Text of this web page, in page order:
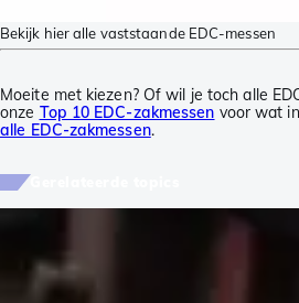
Bekijk hier alle vaststaande EDC-messen
Moeite met kiezen? Of wil je toch alle
onze Top 10 EDC-zakmessen voor wat
alle EDC-zakmessen.